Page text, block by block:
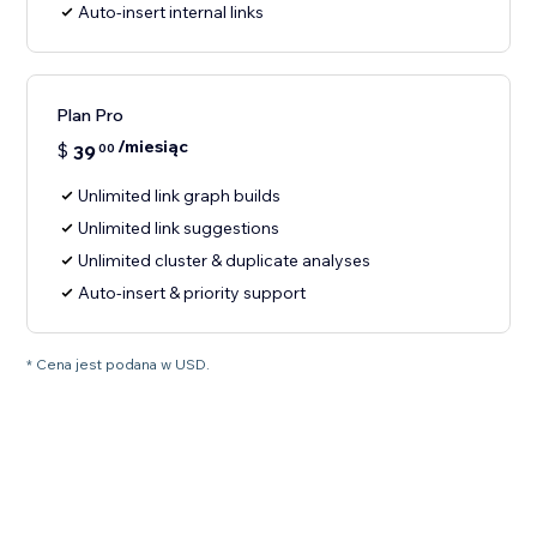
Auto-insert internal links
Plan Pro
$ 3900 /miesiąc
Unlimited link graph builds
Unlimited link suggestions
Unlimited cluster & duplicate analyses
Auto-insert & priority support
* Cena jest podana w USD.